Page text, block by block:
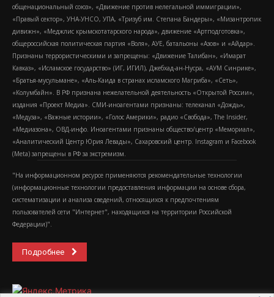
общенациональный союз», «Движение против нелегальной иммиграции»,
«Правый сектор», УНА-УНСО, УПА, «Тризуб им. Степана Бандеры», «Мизантропик
дивижн», «Меджлис крымскотатарского народа», движение «Артподготовка»,
общероссийская политическая партия «Воля», АУЕ, батальоны «Азов» и «Айдар».
Признаны террористическими и запрещены: «Движение Талибан», «Имарат
Кавказ», «Исламское государство» (ИГ, ИГИЛ), Джебхад-ан-Нусра, «АУМ Синрике»,
«Братья-мусульмане», «Аль-Каида в странах исламского Магриба», «Сеть»,
«Колумбайн». В РФ признана нежелательной деятельность «Открытой России»,
издания «Проект Медиа». СМИ-иноагентами признаны: телеканал «Дождь»,
«Медуза», «Важные истории», «Голос Америки», радио «Свобода», The Insider,
«Медиазона», ОВД-инфо. Иноагентами признаны общество/центр «Мемориал»,
«Аналитический Центр Юрия Левады», Сахаровский центр. Instagram и Facebook
(Metа) запрещены в РФ за экстремизм.
"На информационном ресурсе применяются рекомендательные технологии
(информационные технологии предоставления информации на основе сбора,
систематизации и анализа сведений, относящихся к предпочтениям
пользователей сети "Интернет", находящихся на территории Российской
Федерации)".
Подробнее